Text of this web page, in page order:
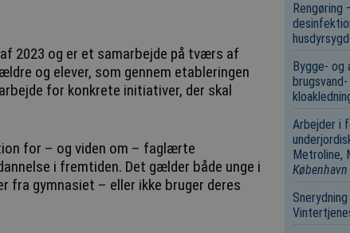
2023 og er et samarbejde på tværs af
og elever, som gennem etableringen
for konkrete initiativer, der skal
for – og viden om – faglærte
i fremtiden. Det gælder både unge i
fra gymnasiet – eller ikke bruger deres
Rengøring
Bygge- og
Arbejder i
Metroline,
København